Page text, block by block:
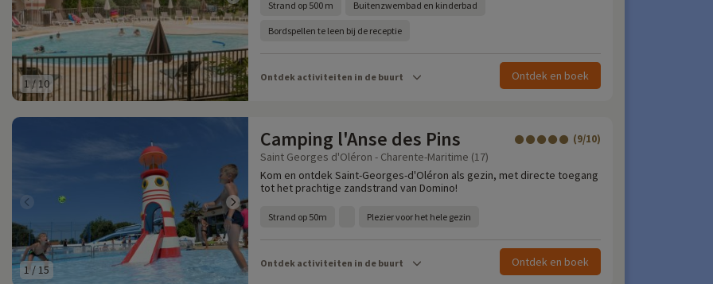
1 /10
Strand op 500 m Buitenzwembad en kinderbad
Bordspellen te leen bij de receptie
Ontdek activiteiten in de buurt Ontdek en boek
1/15
Camping l'Anse des Pins (9/10)
Saint Georges d'Oléron - Charente-Maritime (17)
Kom en ontdek Saint-Georges-d'Oléron als gezin, met directe toegang
tot het prachtige zandstrand van Domino!
Strand op 50m Plezier voor het hele gezin
Ontdek activiteiten in de buurt Ontdek en boek